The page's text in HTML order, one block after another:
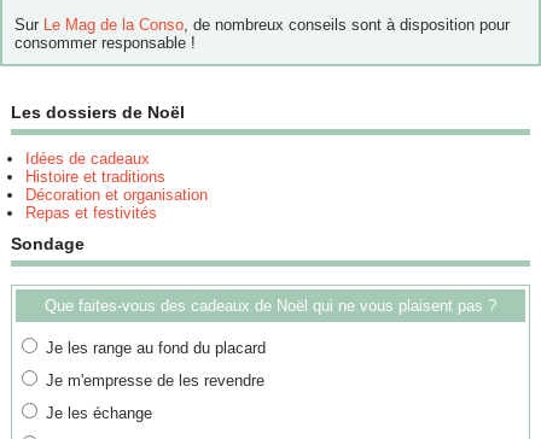
Sur Le Mag de la Conso, de nombreux conseils sont à disposition pour
consommer responsable !
Les dossiers de Noël
Idées de cadeaux
Histoire et traditions
Décoration et organisation
Repas et festivités
Sondage
Que faites-vous des cadeaux de Noël qui ne vous plaisent pas ?
Je les range au fond du placard
Je m'empresse de les revendre
Je les échange